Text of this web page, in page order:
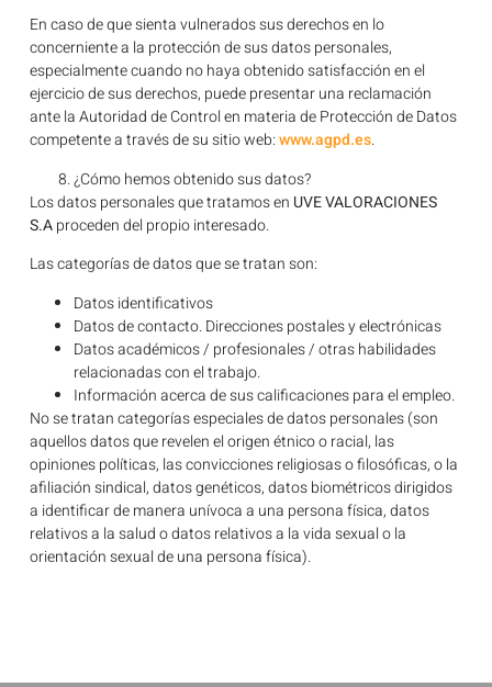
En caso de que sienta vulnerados sus derechos en lo
concerniente a la protección de sus datos personales,
especialmente cuando no haya obtenido satisfacción en el
ejercicio de sus derechos, puede presentar una reclamación
ante la Autoridad de Control en materia de Protección de Datos
competente a través de su sitio web:www.agpd.es.
¿Cómo hemos obtenido sus datos?
Los datos personales que tratamos en UVE VALORACIONES
S.Aproceden del propio interesado.
Las categorías de datos que se tratan son:
Datos identificativos
Datos de contacto. Direcciones postales y electrónicas
Datos académicos / profesionales / otras habilidades
relacionadas con el trabajo.
Información acerca de sus calificaciones para el empleo.
No se tratan categorías especiales de datos personales (son
aquellos datos que revelen el origen étnico o racial, las
opiniones políticas, las convicciones religiosas o filosóficas, o la
afiliación sindical, datos genéticos, datos biométricos dirigidos
a identificar de manera unívoca a una persona física, datos
relativos a la salud o datos relativos a la vida sexual o la
orientación sexual de una persona física).